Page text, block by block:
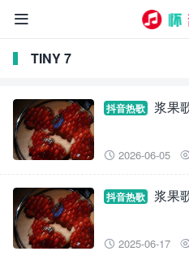

TINY 7
抖音热歌 浆果
 2026-06-05
抖音热歌 浆果
 2025-06-17